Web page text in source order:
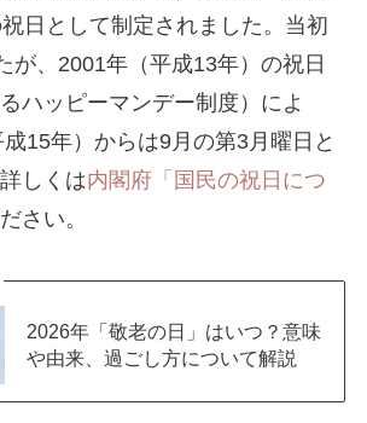
日として制定されました。当初
が、2001年（平成13年）の祝日
ハッピーマンデー制度）によ
15年）からは9月の第3月曜日と
しくは内閣府「国民の祝日につ
さい。
2026年「敬老の日」はいつ？意味
や由来、過ごし方について解説